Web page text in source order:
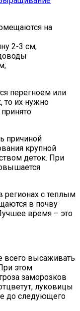
на
2-3 см;
перегноем или
то их нужно
причиной
крупной
деток. При
с теплым
в почву
время – это
всего высаживать
этом
заморозков
луковицы
до следующего